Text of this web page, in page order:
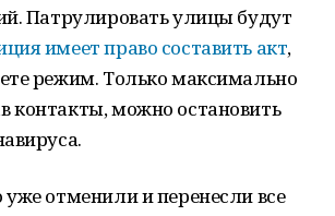
Патрулировать улицы будут
имеет право составить акт,
режим. Только максимально
контакты, можно остановить
отменили и перенесли все